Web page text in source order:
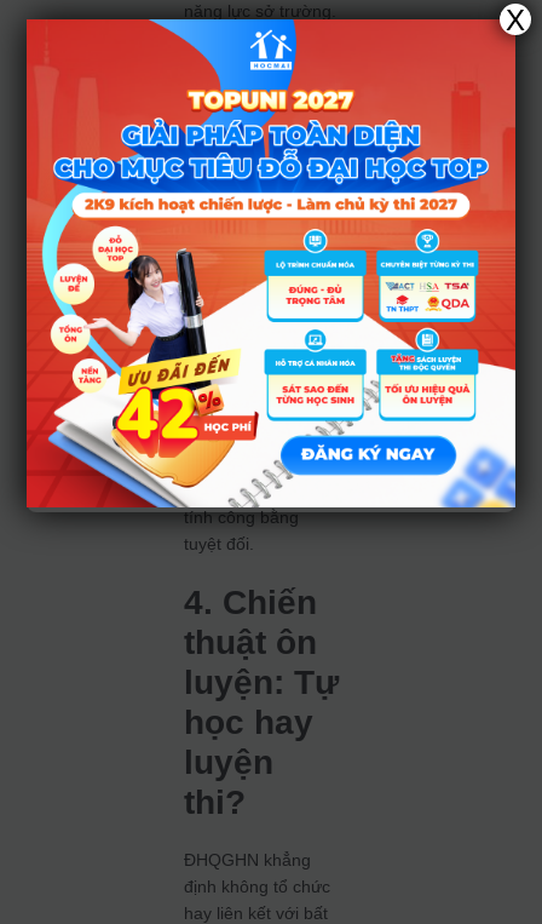
năng lực sở trường.
Điều này giúp thí
sinh tối ưu hóa
điểm số mà không
bị gò bó bởi các
“combo” môn học
cố định trên lớp.
Lưu ý rằng trong
bài thi có thể xuất
hiện từ 1-3 câu hỏi
thử nghiệm không
tính điểm để phục
vụ công tác chuẩn
hóa đề thi trong
tương lai. Thời gian
làm bài sẽ được tự
động cộng thêm 2-4
phút nếu có các câu
hỏi này, đảm bảo
tính công bằng
tuyệt đối.
4. Chiến
thuật ôn
luyện: Tự
học hay
luyện
thi?
ĐHQGHN khẳng
định không tổ chức
hay liên kết với bất
X